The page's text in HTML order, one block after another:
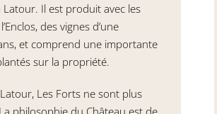
Il est produit avec les
des vignes d’une
et comprend une importante
sur la propriété.
Les Forts ne sont plus
philosophie du Château est de